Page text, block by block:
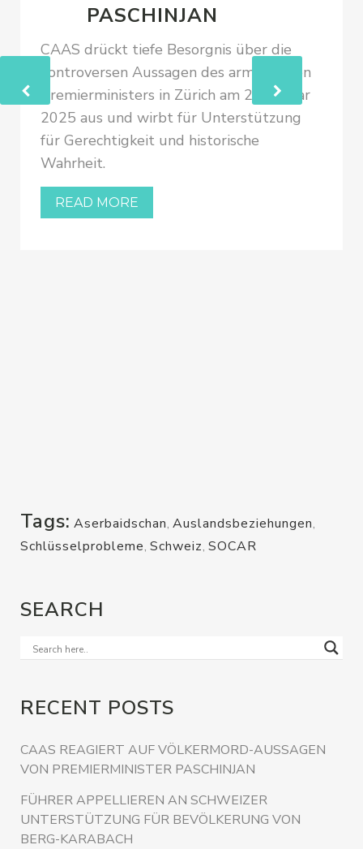
PASCHINJAN
CAAS drückt tiefe Besorgnis über die
kontroversen Aussagen des armenischen
Premierministers in Zürich am 24. Januar
2025 aus und wirbt für Unterstützung
für Gerechtigkeit und historische
Wahrheit.
READ MORE
Tags: Aserbaidschan, Auslandsbeziehungen,
Schlüsselprobleme, Schweiz, SOCAR
SEARCH
RECENT POSTS
CAAS REAGIERT AUF VÖLKERMORD-AUSSAGEN
VON PREMIERMINISTER PASCHINJAN
FÜHRER APPELLIEREN AN SCHWEIZER
UNTERSTÜTZUNG FÜR BEVÖLKERUNG VON
BERG-KARABACH